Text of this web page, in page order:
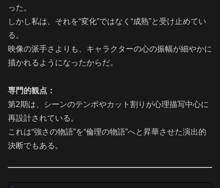
った。
しかし私は、それを“変化”ではなく“成熟”と受け止めてい
る。
映像の派手さよりも、キャラクターの心の振幅が細やかに
描かれるようになったからだ。
専門的観点：
第2期は、シーンのテンポやカット割りが心理描写中心に
再設計されている。
これは“強さの物語”を“倫理の物語”へと昇華させた演出的
決断でもある。